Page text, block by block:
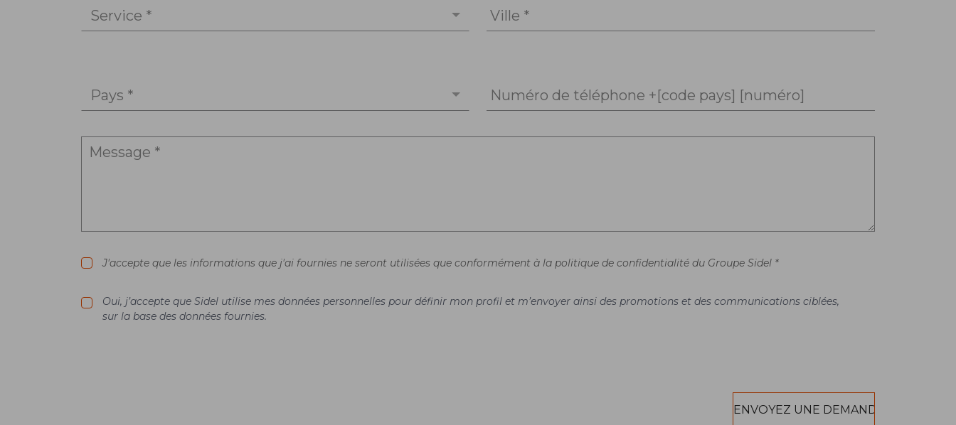
Service * Ville *
Pays * Numéro de téléphone +[code pays] [numéro]
J'accepte que les informations que j'ai fournies ne seront utilisées que conformément à la politique de confidentialité du Groupe Sidel *
Oui, j’accepte que Sidel utilise mes données personnelles pour définir mon profil et m’envoyer ainsi des promotions et des communications ciblées,
sur la base des données fournies.